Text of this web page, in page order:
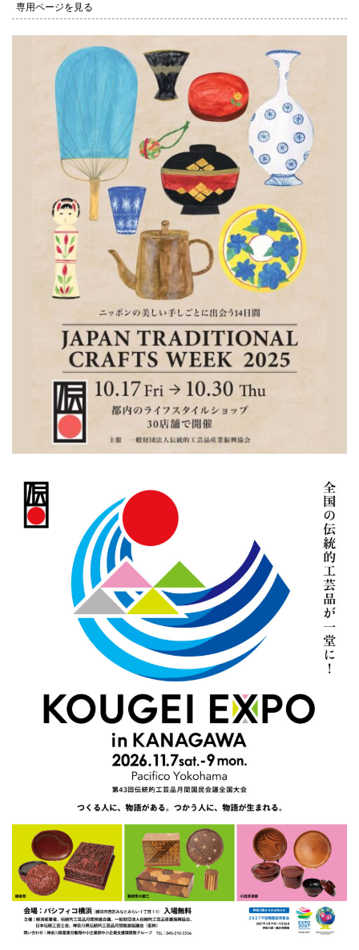
専用ページを見る